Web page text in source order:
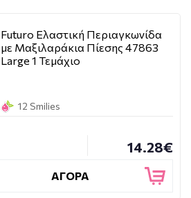
Futuro Ελαστική Περιαγκωνίδα
με Μαξιλαράκια Πίεσης 47863
Large 1 Τεμάχιο
12 Smilies
14.28€
ΑΓΟΡΑ